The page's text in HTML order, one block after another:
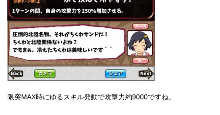
限突MAX時にゆるスキル発動で攻撃力約9000ですね。